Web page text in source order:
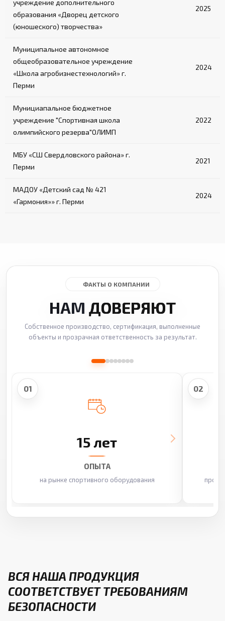
учреждение дополнительного
образования «Дворец детского
(юношеского) творчества»
2025
Муниципальное автономное
общеобразовательное учреждение
«Школа агробизнестехнологий» г.
Перми
2024
Мунициапальное бюджетное
учреждение "Спортивная школа
олимпийского резерва"ОЛИМП
2022
МБУ «СШ Свердловского района» г.
Перми
2021
МАДОУ «Детский сад № 421
«Гармония»» г. Перми
2024
ФАКТЫ О КОМПАНИИ
НАМ ДОВЕРЯЮТ
Собственное производство, сертификация, выполненные
объекты и прозрачная ответственность за результат.
01
15 лет
ОПЫТА
на рынке спортивного оборудования
02
ВСЯ НАША ПРОДУКЦИЯ
СООТВЕТСТВУЕТ ТРЕБОВАНИЯМ
БЕЗОПАСНОСТИ